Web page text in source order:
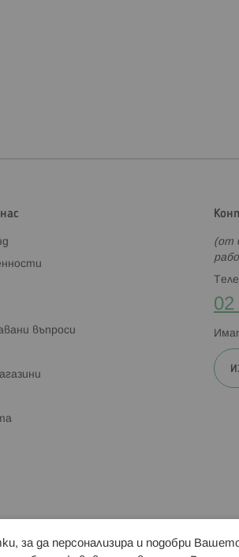
въпроси
(от
02
за да персонализира и подобри